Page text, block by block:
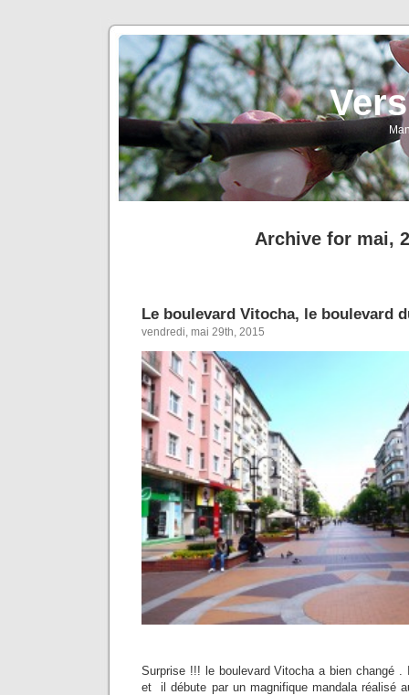
Archive for mai,
Le boulevard Vitocha, le boulevard
vendredi, mai 29th, 2015
Surprise !!! le boulevard Vitocha a bien changé .
et il débute par un magnifique mandala réalisé